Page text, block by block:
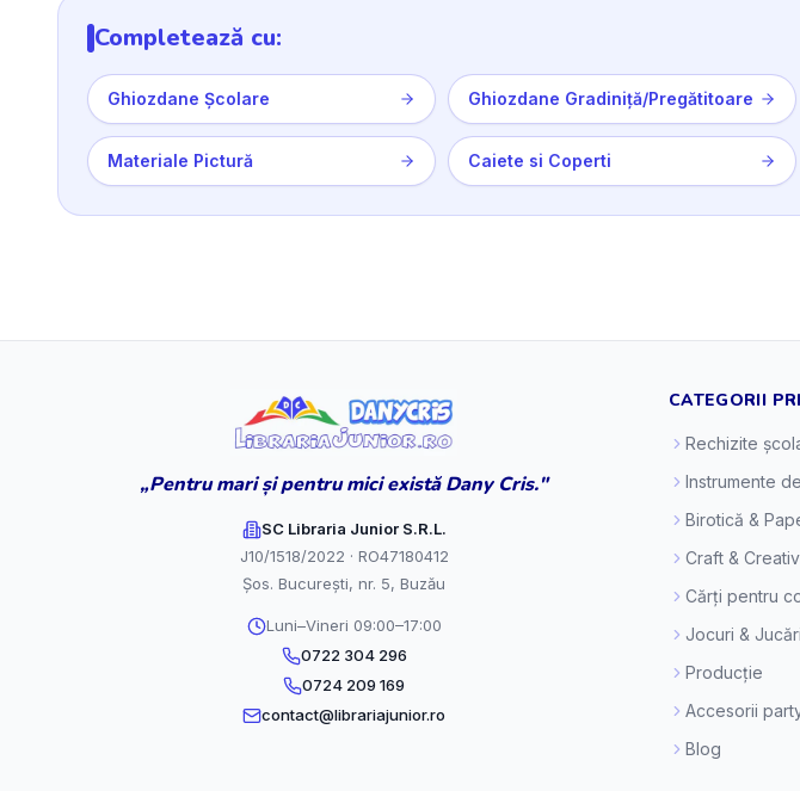
Completează cu:
Ghiozdane Școlare Ghiozdane Gradiniță/Pregătitoare
Materiale Pictură Caiete si Coperti
„Pentru mari și pentru mici există Dany Cris."
SC Libraria Junior S.R.L.
J10/1518/2022 · RO47180412
Șos. București, nr. 5, Buzău
Luni–Vineri 09:00–17:00
0722 304 296
0724 209 169
contact@librariajunior.ro
CATEGORII
Rechizite
Instrumente
Birotică &
Craft &
Cărți pentru
Jocuri &
Producție
Accesorii
Blog